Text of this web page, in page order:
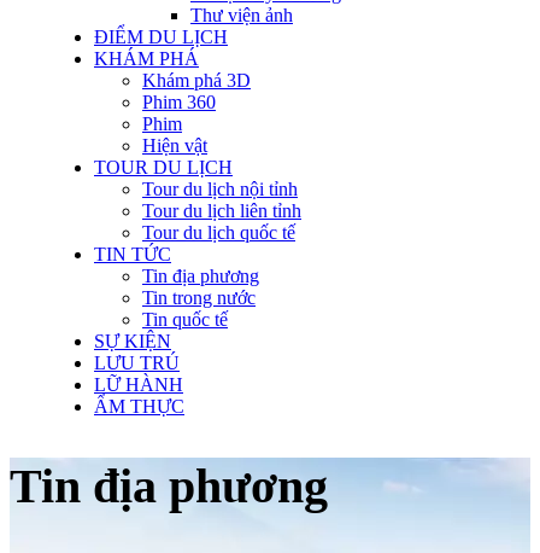
Thư viện ảnh
ĐIỂM DU LỊCH
KHÁM PHÁ
Khám phá 3D
Phim 360
Phim
Hiện vật
TOUR DU LỊCH
Tour du lịch nội tỉnh
Tour du lịch liên tỉnh
Tour du lịch quốc tế
TIN TỨC
Tin địa phương
Tin trong nước
Tin quốc tế
SỰ KIỆN
LƯU TRÚ
LỮ HÀNH
ẨM THỰC
Tin địa phương